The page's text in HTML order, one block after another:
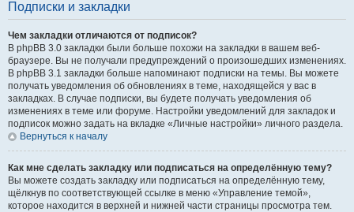
Подписки и закладки
Чем закладки отличаются от подписок?
В phpBB 3.0 закладки были больше похожи на закладки в вашем веб-
браузере. Вы не получали предупреждений о произошедших изменениях.
В phpBB 3.1 закладки больше напоминают подписки на темы. Вы можете
получать уведомления об обновлениях в теме, находящейся у вас в
закладках. В случае подписки, вы будете получать уведомления об
изменениях в теме или форуме. Настройки уведомлений для закладок и
подписок можно задать на вкладке «Личные настройки» личного раздела.
Вернуться к началу
Как мне сделать закладку или подписаться на определённую тему?
Вы можете создать закладку или подписаться на определённую тему,
щёлкнув по соответствующей ссылке в меню «Управление темой»,
которое находится в верхней и нижней части страницы просмотра тем.